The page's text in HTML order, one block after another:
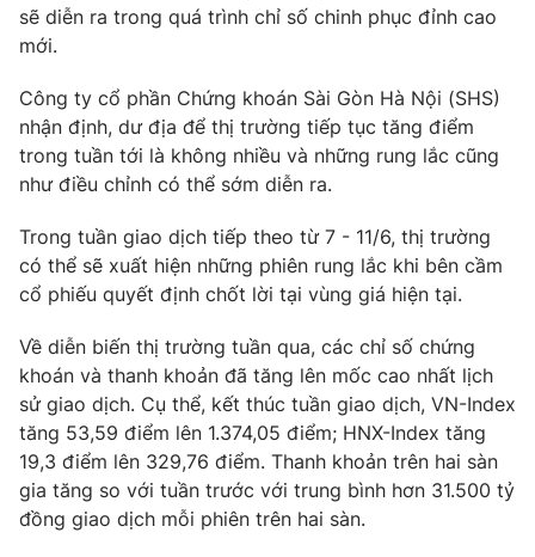
THỜI BÁO VTV
Theo dõi báo trên
Cơ quan báo chí:Thời báo VTV
Giấy phép hoạt động báo in và báo điện tử số 483/GP-BTTTT
cấp ngày 29/12/2023
Tổng Biên tập:Vũ Thanh Thủy
Phó Tổng Biên tập:Nguyễn Thị Mỹ Hạnh, Phạm Quốc Thắng,
Nguyễn Trọng Ninh
sẽ diễn ra trong quá trình chỉ số chinh phục đỉnh cao
mới.
Công ty cổ phần Chứng khoán Sài Gòn Hà Nội (SHS)
nhận định, dư địa để thị trường tiếp tục tăng điểm
trong tuần tới là không nhiều và những rung lắc cũng
như điều chỉnh có thể sớm diễn ra.
Trong tuần giao dịch tiếp theo từ 7 - 11/6, thị trường
có thể sẽ xuất hiện những phiên rung lắc khi bên cầm
cổ phiếu quyết định chốt lời tại vùng giá hiện tại.
Về diễn biến thị trường tuần qua, các chỉ số chứng
khoán và thanh khoản đã tăng lên mốc cao nhất lịch
sử giao dịch. Cụ thể, kết thúc tuần giao dịch, VN-Index
tăng 53,59 điểm lên 1.374,05 điểm; HNX-Index tăng
19,3 điểm lên 329,76 điểm. Thanh khoản trên hai sàn
gia tăng so với tuần trước với trung bình hơn 31.500 tỷ
đồng giao dịch mỗi phiên trên hai sàn.